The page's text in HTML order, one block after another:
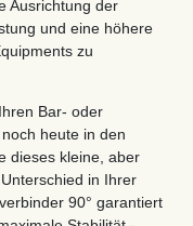
Ausrichtung der
und eine höhere
zu
Bar- oder
heute in den
dieses kleine, aber
in Ihrer
90° garantiert